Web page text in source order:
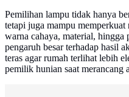
Pemilihan lampu tidak hanya
tetapi juga mampu
warna cahaya, material, hingga
pengaruh besar terhadap hasil
teras agar rumah terlihat lebih
pemilik hunian saat merancang